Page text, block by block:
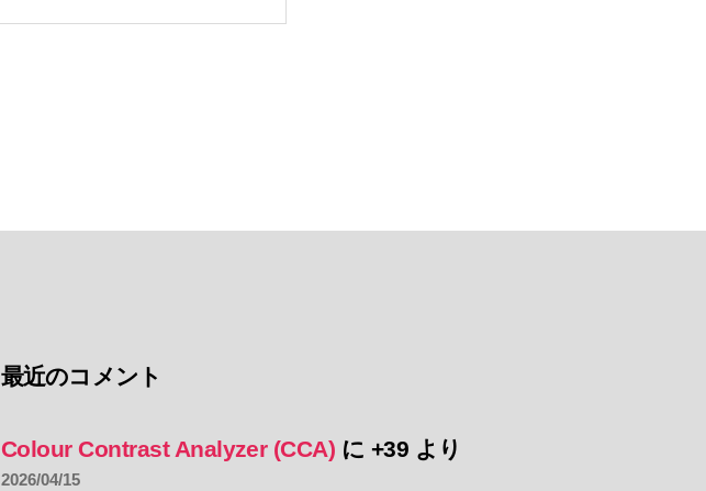
最近のコメント
Colour Contrast Analyzer (CCA) に +39 より
2026/04/15